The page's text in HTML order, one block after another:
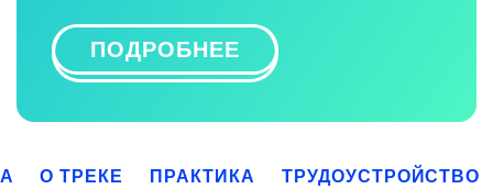
ПОДРОБНЕЕ
О ТРЕКЕ ПРАКТИКА ТРУДОУСТРОЙСТВО